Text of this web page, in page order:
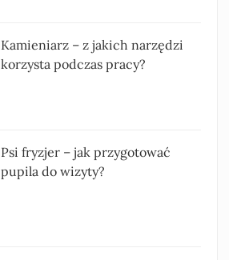
Kamieniarz – z jakich narzędzi
korzysta podczas pracy?
Psi fryzjer – jak przygotować
pupila do wizyty?